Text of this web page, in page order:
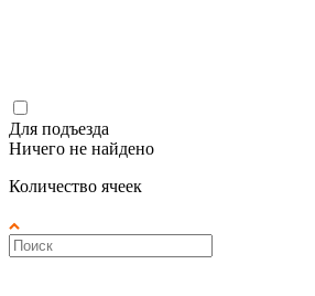
Для подъезда
Ничего не найдено
Количество ячеек